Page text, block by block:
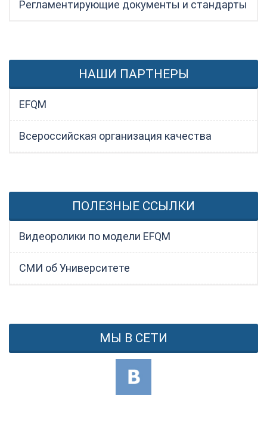
Регламентирующие документы и стандарты
НАШИ ПАРТНЕРЫ
EFQM
Всероссийская организация качества
ПОЛЕЗНЫЕ ССЫЛКИ
Видеоролики по модели EFQM
СМИ об Университете
МЫ В СЕТИ